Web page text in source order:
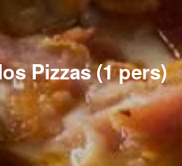
Pizzas (1 pers)